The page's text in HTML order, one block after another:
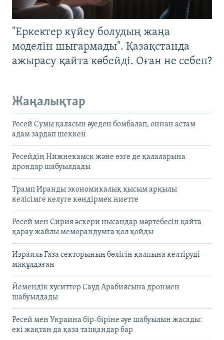
"Еркектер күйеу болудың жаңа
моделін шығармады". Қазақстанда
ажырасу қайта көбейді. Оған не себеп?
Жаңалықтар
Ресей Сумы қаласын әуеден бомбалап, оннан астам
адам зардап шеккен
Ресейдің Нижнекамск және өзге де қалаларына
дрондар шабуылдады
Трамп Иранды экономикалық қысым арқылы
келісімге келуге көндірмек ниетте
Ресей мен Сирия әскери нысандар мәртебесін қайта
қарау жайлы меморандумға қол қойды
Израиль Газа секторының бөлігін қалпына келтіруді
мақұлдаған
Йемендік хуситтер Сауд Арабиясына дронмен
шабуылдады
Ресей мен Украина бір-біріне әуе шабуылын жасады:
екі жақтан да қаза тапқандар бар